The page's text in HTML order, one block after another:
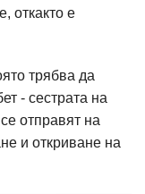
откакто е
трябва да
- сестрата на
отправят на
и откриване на